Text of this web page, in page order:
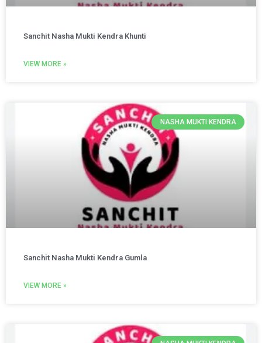
Sanchit Nasha Mukti Kendra Khunti
VIEW MORE »
NASHA MUKTI KENDRA
Sanchit Nasha Mukti Kendra Gumla
VIEW MORE »